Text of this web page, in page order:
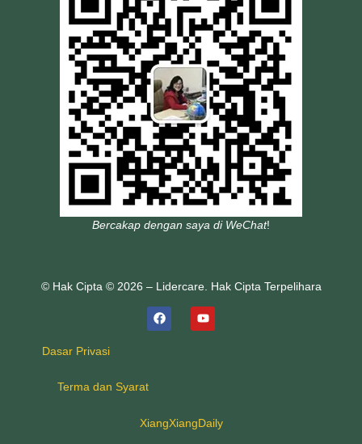
Bercakap dengan saya di WeChat!
© Hak Cipta © 2026 – Lidercare. Hak Cipta Terpelihara
Dasar Privasi
Terma dan Syarat
XiangXiangDaily